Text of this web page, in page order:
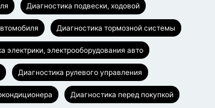
Диагностика подвески, ходовой
Диагностика тормозной системы
электрики, электрооборудования авто
Диагностика рулевого управления
Диагностика перед покупкой